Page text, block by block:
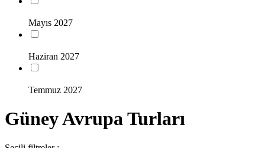
Mayıs 2027
Haziran 2027
Temmuz 2027
Güney Avrupa Turları